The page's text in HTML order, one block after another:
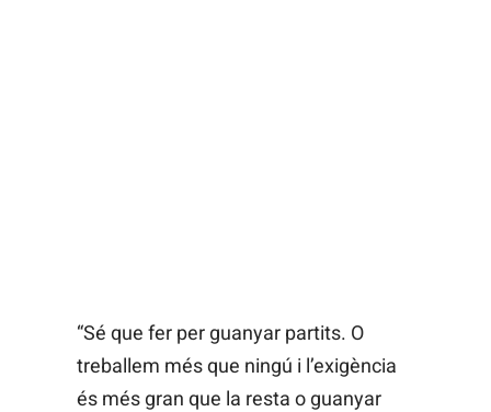
“Sé que fer per guanyar partits. O
treballem més que ningú i l’exigència
és més gran que la resta o guanyar